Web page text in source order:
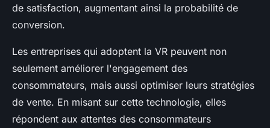
de satisfaction, augmentant ainsi la probabilité de
conversion.
Les entreprises qui adoptent la VR peuvent non
seulement améliorer l'engagement des
consommateurs, mais aussi optimiser leurs stratégies
de vente. En misant sur cette technologie, elles
répondent aux attentes des consommateurs